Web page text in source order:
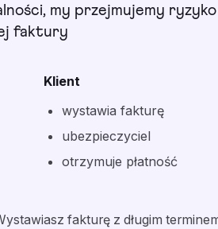
my przejmujemy ryzyko
faktury
Klient
wystawia fakturę
ubezpieczyciel
otrzymuje płatność
fakturę z długim